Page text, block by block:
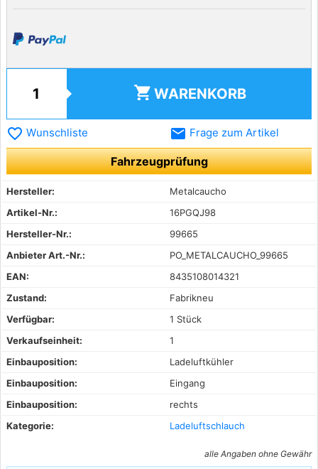
shopping_cart WARENKORB
favorite_border Wunschliste email Frage zum Artikel
Fahrzeugprüfung
Hersteller:
Metalcaucho
Artikel-Nr.:
16PGQJ98
Hersteller-Nr.:
99665
Anbieter Art.-Nr.:
PO_METALCAUCHO_99665
EAN:
8435108014321
Zustand:
Fabrikneu
Verfügbar:
1 Stück
Verkaufseinheit:
1
Einbauposition:
Ladeluftkühler
Einbauposition:
Eingang
Einbauposition:
rechts
Kategorie:
Ladeluftschlauch
alle Angaben ohne Gewähr